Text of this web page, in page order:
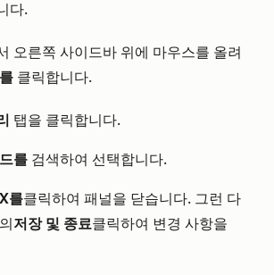
다.
오른쪽 사이드바 위에 마우스를 올려
클릭합니다.
탭을 클릭합니다.
를 검색하여 선택합니다.
X를클릭하여 패널을 닫습니다. 그런 다
저장 및 종료클릭하여 변경 사항을